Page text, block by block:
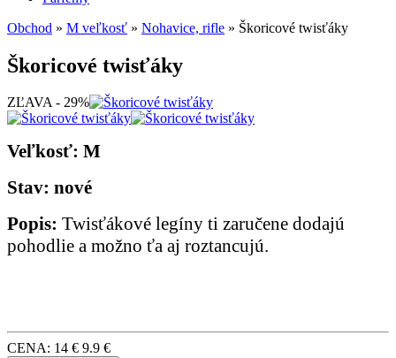
Obchod » M veľkosť » Nohavice, rifle » Škoricové twisťáky
Škoricové twisťáky
ZĽAVA - 29%
Veľkosť: M
Stav: nové
Popis: Twisťákové legíny ti zaručene dodajú
pohodlie a možno ťa aj roztancujú.
CENA: 14 € 9.9 €